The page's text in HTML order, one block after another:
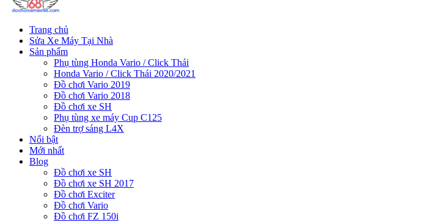
Trang chủ
Sửa Xe Máy Tại Nhà
Sản phẩm
Phụ tùng Honda Vario / Click Thái
Honda Vario / Click Thái 2020/2021
Đồ chơi Vario 2019
Đồ chơi Vario 2018
Đồ chơi xe SH
Phụ tùng xe máy Cup C125
Đèn trợ sáng L4X
Nổi bật
Mới nhất
Blog
Đồ chơi xe SH
Đồ chơi xe SH 2017
Đồ chơi Exciter
Đồ chơi Vario
Đồ chơi FZ 150i